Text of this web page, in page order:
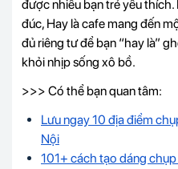
được nhiều bạn trẻ yêu
đúc, Hay là cafe mang đến
đủ riêng tư để bạn “hay là”
khỏi nhịp sống xô bồ.
>>> Có thể bạn quan tâm:
Lưu ngay 10 địa điểm
Nội
101+ cách tạo dáng